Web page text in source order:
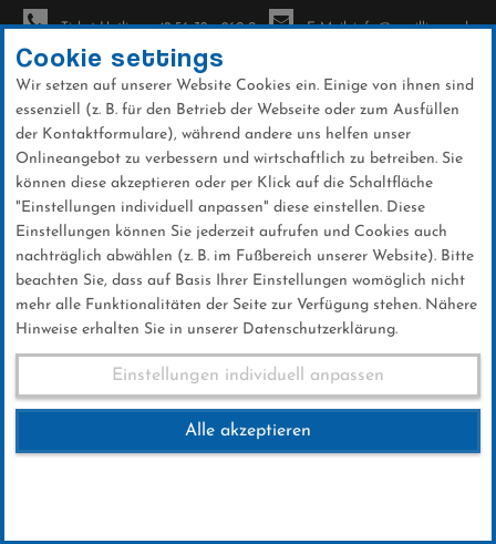
Direkt
zum
Inhalt
Ticket-Hotline: +49 56 32 - 960-0 E-Mail: info@sc-willingen.de
News
Warsteiner Rollskirennen
22 .September 2024
Cookie settings
Wir setzen auf unserer Website Cookies ein. Einige von ihnen sind
essenziell (z. B. für den Betrieb der Webseite oder zum Ausfüllen
der Kontaktformulare), während andere uns helfen unser
Onlineangebot zu verbessern und wirtschaftlich zu betreiben. Sie
können diese akzeptieren oder per Klick auf die Schaltfläche
"Einstellungen individuell anpassen" diese einstellen. Diese
Einstellungen können Sie jederzeit aufrufen und Cookies auch
nachträglich abwählen (z. B. im Fußbereich unserer Website). Bitte
beachten Sie, dass auf Basis Ihrer Einstellungen womöglich nicht
mehr alle Funktionalitäten der Seite zur Verfügung stehen. Nähere
Hinweise erhalten Sie in unserer Datenschutzerklärung.
Einstellungen individuell anpassen
Alle akzeptieren